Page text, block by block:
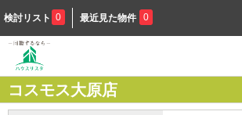
検討リスト 0 最近見た物件 0
コスモス大原店